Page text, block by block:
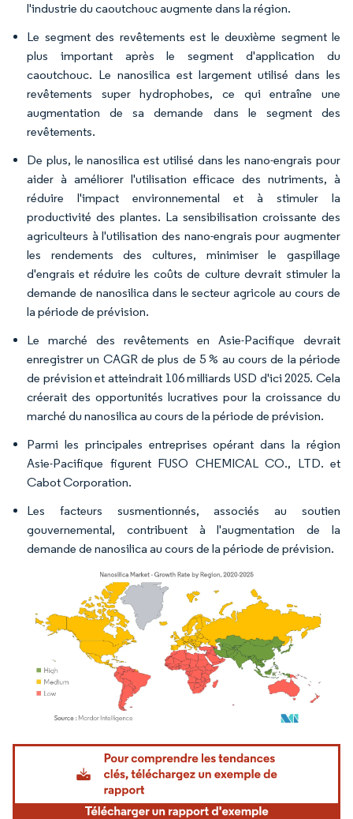
l'industrie du caoutchouc augmente dans la région.
Le segment des revêtements est le deuxième segment le
plus important après le segment d'application du
caoutchouc. Le nanosilica est largement utilisé dans les
revêtements super hydrophobes, ce qui entraîne une
augmentation de sa demande dans le segment des
revêtements.
De plus, le nanosilica est utilisé dans les nano-engrais pour
aider à améliorer l'utilisation efficace des nutriments, à
réduire l'impact environnemental et à stimuler la
productivité des plantes. La sensibilisation croissante des
agriculteurs à l'utilisation des nano-engrais pour augmenter
les rendements des cultures, minimiser le gaspillage
d'engrais et réduire les coûts de culture devrait stimuler la
demande de nanosilica dans le secteur agricole au cours de
la période de prévision.
Le marché des revêtements en Asie-Pacifique devrait
enregistrer un CAGR de plus de 5 % au cours de la période
de prévision et atteindrait 106 milliards USD d'ici 2025. Cela
créerait des opportunités lucratives pour la croissance du
marché du nanosilica au cours de la période de prévision.
Parmi les principales entreprises opérant dans la région
Asie-Pacifique figurent FUSO CHEMICAL CO., LTD. et
Cabot Corporation.
Les facteurs susmentionnés, associés au soutien
gouvernemental, contribuent à l'augmentation de la
demande de nanosilica au cours de la période de prévision.
Image © Mordor Intelligence. La réutilisation nécessite une attribution sous CC BY